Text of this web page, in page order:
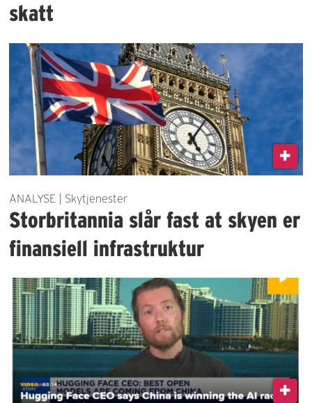
skatt
ANALYSE | Skytjenester
Storbritannia slår fast at skyen er
finansiell infrastruktur